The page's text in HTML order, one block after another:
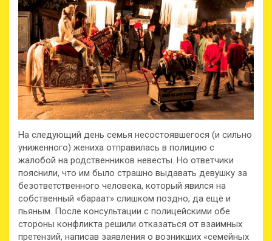
На следующий день семья несостоявшегося (и сильно
униженного) жениха отправилась в полицию с
жалобой на родственников невесты. Но ответчики
пояснили, что им было страшно выдавать девушку за
безответственного человека, который явился на
собственный «бараат» слишком поздно, да ещё и
пьяным. После консультации с полицейскими обе
стороны конфликта решили отказаться от взаимных
претензий, написав заявления о возникших «семейных